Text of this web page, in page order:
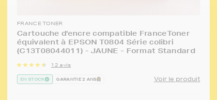
FRANCE TONER
Cartouche d'encre compatible FranceToner
équivalent à EPSON T0804 Série colibri
(C13T08044011) - JAUNE - Format Standard
12 avis
EN STOCK GARANTIE 2 ANS Voir le produit